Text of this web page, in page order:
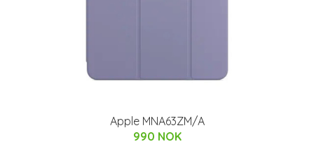
Apple MNA63ZM/A
990 NOK